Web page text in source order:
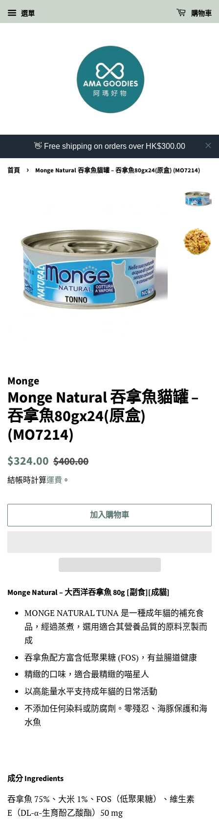
選單 購物車
👋 Free shipping on orders over HK$300.00
首頁 › Monge Natural 吞拿魚貓罐 – 吞拿魚80gx24(原盒) (MO7214)
Monge
Monge Natural 吞拿魚貓罐 –
吞拿魚80gx24(原盒)
(MO7214)
定
$324.00 售
$400.00
結帳時計算運費 。
加入購物車
Monge Natural – 大西洋吞拿魚 80g [副食][成貓]
MONGE NATURAL TUNA 是一種成年貓的補充食
品，經過蒸煮，選用適合其營養品質的原料烹製而
成
吞拿魚配方富含低聚果糖 (FOS)，有益腸道健康
精緻的口味，適合最精緻的喵星人
以高能量水平支持成年貓的日常活動
不添加任何染料或防腐劑。零殘忍、海豚保護和海
水魚
成分 Ingredients
吞拿魚 75%、大米 1%、FOS（低聚果糖）、維生素
E（DL-α-生育酚乙酸酯）50 mg